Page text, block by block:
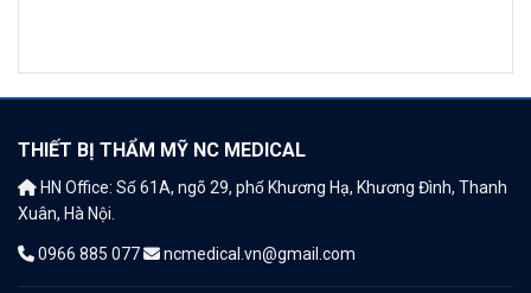
Laser CO2 Fractional Edge ONE
Edge ONE – Công Nghệ Laser Fractional CO2 Hiện Đại
THIẾT BỊ THẨM MỸ NC MEDICAL
HN Office: Số 61A, ngõ 29, phố Khương Hạ, Khương Đình, Thanh
Xuân, Hà Nội.
0966 885 077 ncmedical.vn@gmail.com